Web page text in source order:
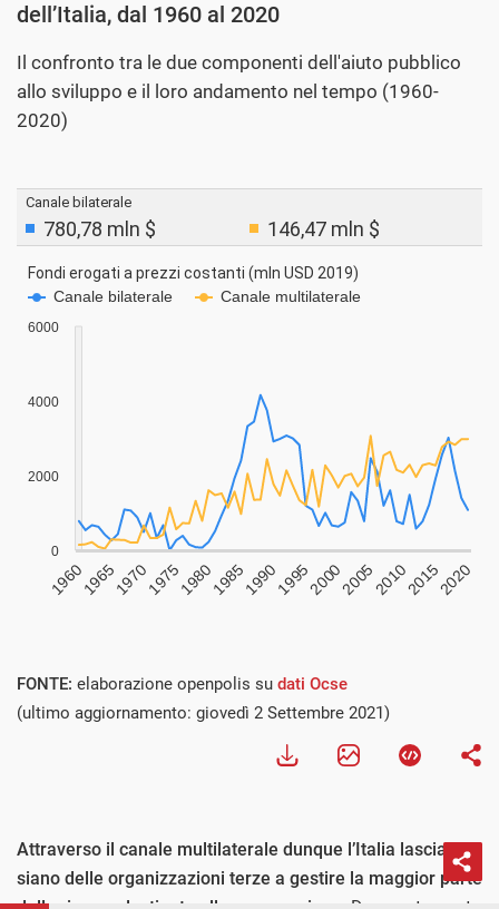
dell’Italia, dal 1960 al 2020
Il confronto tra le due componenti dell'aiuto pubblico
allo sviluppo e il loro andamento nel tempo (1960-
2020)
FONTE: elaborazione openpolis su dati Ocse
(ultimo aggiornamento: giovedì 2 Settembre 2021)
Attraverso il canale multilaterale dunque l’Italia lascia che
siano delle organizzazioni terze a gestire la maggior parte